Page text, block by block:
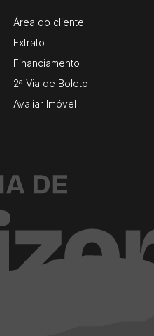
Área do cliente
Extrato
Financiamento
2ª Via de Boleto
Avaliar Imóvel